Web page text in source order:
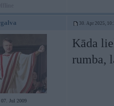
30. Apr 2025,
07. Jul 2009
Kāda
rumba,